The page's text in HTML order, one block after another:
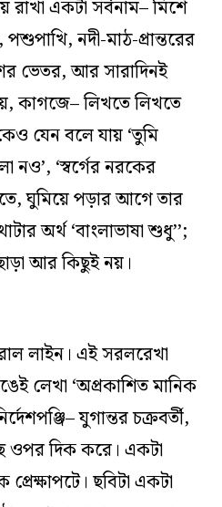
রাখা একটা সর্বনাম– মিশে
নদী-মাঠ-প্রান্তরের
ভেতর, আর সারাদিনই
কাগজে– লিখতে লিখতে
যেন বলে যায় ‘তুমি
নও’, ‘স্বর্গের নরকের
ঘুমিয়ে পড়ার আগে তার
অর্থ ‘বাংলাভাষা শুধু’’;
আর কিছুই নয়।
লাইন। এই সরলরেখা
লেখা ‘অপ্রকাশিত মানিক
যুগান্তর চক্রবর্তী,
ওপর দিক করে। একটা
প্রেক্ষাপটে। ছবিটা একটা